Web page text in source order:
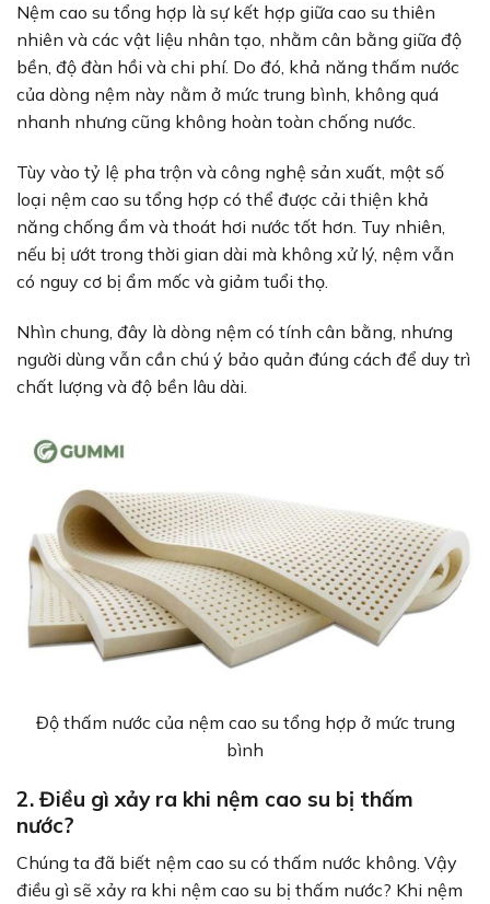
Nệm cao su tổng hợp là sự kết hợp giữa cao su thiên
nhiên và các vật liệu nhân tạo, nhằm cân bằng giữa độ
bền, độ đàn hồi và chi phí. Do đó, khả năng thấm nước
của dòng nệm này nằm ở mức trung bình, không quá
nhanh nhưng cũng không hoàn toàn chống nước.
Tùy vào tỷ lệ pha trộn và công nghệ sản xuất, một số
loại nệm cao su tổng hợp có thể được cải thiện khả
năng chống ẩm và thoát hơi nước tốt hơn. Tuy nhiên,
nếu bị ướt trong thời gian dài mà không xử lý, nệm vẫn
có nguy cơ bị ẩm mốc và giảm tuổi thọ.
Nhìn chung, đây là dòng nệm có tính cân bằng, nhưng
người dùng vẫn cần chú ý bảo quản đúng cách để duy trì
chất lượng và độ bền lâu dài.
Độ thấm nước của nệm cao su tổng hợp ở mức trung
bình
2. Điều gì xảy ra khi nệm cao su bị thấm
nước?
Chúng ta đã biết nệm cao su có thấm nước không. Vậy
điều gì sẽ xảy ra khi nệm cao su bị thấm nước? Khi nệm